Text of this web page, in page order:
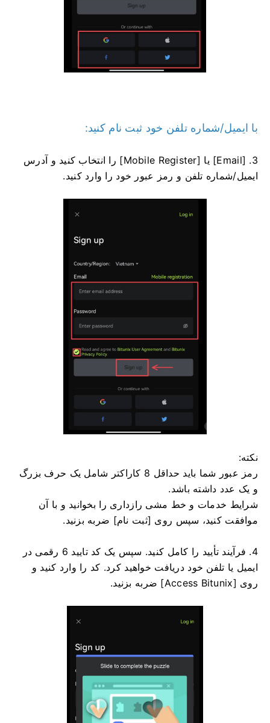
با ایمیل/شماره تلفن خود ثبت نام کنید:
3. [Email] یا [Mobile Register] را انتخاب کنید و آدرس
ایمیل/شماره تلفن و رمز عبور خود را وارد کنید.
نکته:
رمز عبور شما باید حداقل 8 کاراکتر شامل یک حرف بزرگ
و یک عدد داشته باشد.
شرایط خدمات و خط مشی رازداری را بخوانید و با آن
موافقت کنید، سپس روی [ثبت نام] ضربه بزنید.
4. فرآیند تأیید را کامل کنید.
سپس یک کد تایید 6 رقمی در
ایمیل یا تلفن خود دریافت خواهید کرد. کد را وارد کنید و
روی [Access Bitunix] ضربه بزنید.